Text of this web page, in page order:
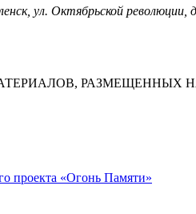
ул. Октябрьской революции,
РАЗМЕЩЕННЫХ
проекта «Огонь Памяти»